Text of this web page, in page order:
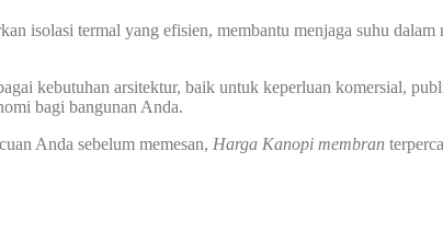
isolasi termal yang efisien, membantu menjaga suhu dalam
kebutuhan arsitektur, baik untuk keperluan komersial,
bagi bangunan Anda.
Anda sebelum memesan, Harga Kanopi membran